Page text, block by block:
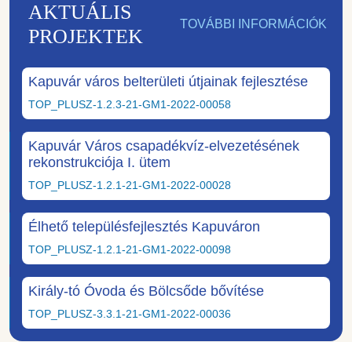
AKTUÁLIS
PROJEKTEK
TOVÁBBI INFORMÁCIÓK
Kapuvár város belterületi útjainak fejlesztése
TOP_PLUSZ-1.2.3-21-GM1-2022-00058
Kapuvár Város csapadékvíz-elvezetésének
rekonstrukciója I. ütem
TOP_PLUSZ-1.2.1-21-GM1-2022-00028
Élhető településfejlesztés Kapuváron
TOP_PLUSZ-1.2.1-21-GM1-2022-00098
Király-tó Óvoda és Bölcsőde bővítése
TOP_PLUSZ-3.3.1-21-GM1-2022-00036